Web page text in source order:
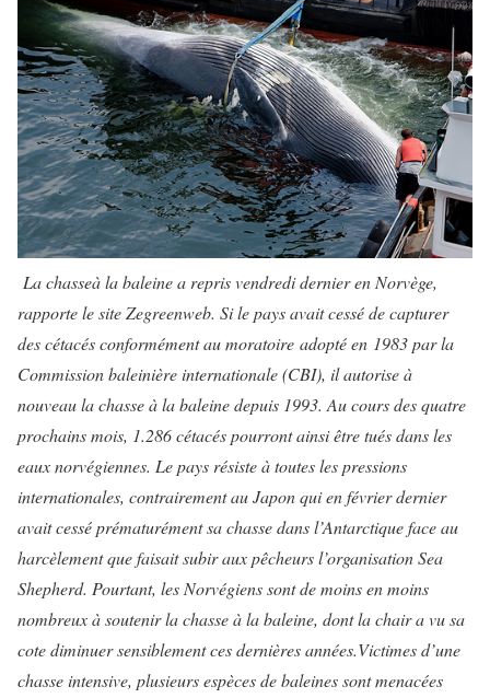
La chasseà la baleine a repris vendredi dernier en Norvège,
rapporte le site Zegreenweb. Si le pays avait cessé de capturer
des cétacés conformément au moratoire adopté en 1983 par la
Commission baleinière internationale (CBI), il autorise à
nouveau la chasse à la baleine depuis 1993. Au cours des quatre
prochains mois, 1.286 cétacés pourront ainsi être tués dans les
eaux norvégiennes. Le pays résiste à toutes les pressions
internationales, contrairement au Japon qui en février dernier
avait cessé prématurément sa chasse dans l’Antarctique face au
harcèlement que faisait subir aux pêcheurs l’organisation Sea
Shepherd. Pourtant, les Norvégiens sont de moins en moins
nombreux à soutenir la chasse à la baleine, dont la chair a vu sa
cote diminuer sensiblement ces dernières années.Victimes d’une
chasse intensive, plusieurs espèces de baleines sont menacées